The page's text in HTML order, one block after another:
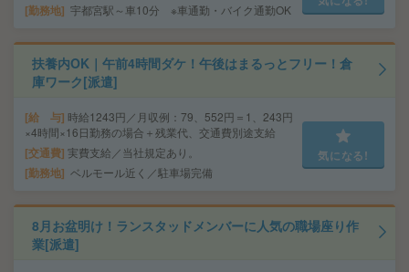
勤務地 宇都宮駅～車10分 ※車通勤・バイク通勤OK
扶養内OK｜午前4時間ダケ！午後はまるっとフリー！倉
庫ワーク[派遣]
給 与 時給1243円／月収例：79、552円＝1、243円
×4時間×16日勤務の場合＋残業代、交通費別途支給
交通費 実費支給／当社規定あり。
勤務地 ベルモール近く／駐車場完備
気になる!
8月お盆明け！ランスタッドメンバーに人気の職場座り作
業[派遣]